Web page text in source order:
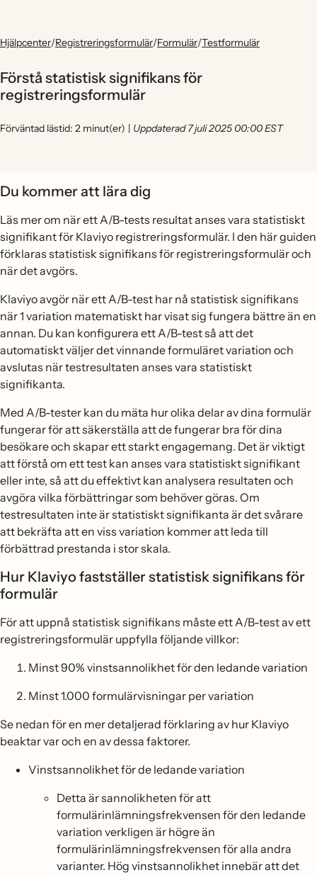
Hjälpcenter/Registreringsformulär/Formulär/Testformulär
Förstå statistisk signifikans för
registreringsformulär
Förväntad lästid: 2 minut(er) | Uppdaterad 7 juli 2025 00:00 EST
Du kommer att lära dig
Läs mer om när ett A/B-tests resultat anses vara statistiskt
signifikant för Klaviyo registreringsformulär. I den här guiden
förklaras statistisk signifikans för registreringsformulär och
när det avgörs.
Klaviyo avgör när ett A/B-test har nå statistisk signifikans
när 1 variation matematiskt har visat sig fungera bättre än en
annan. Du kan konfigurera ett A/B-test så att det
automatiskt väljer det vinnande formuläret variation och
avslutas när testresultaten anses vara statistiskt
signifikanta.
Med A/B-tester kan du mäta hur olika delar av dina formulär
fungerar för att säkerställa att de fungerar bra för dina
besökare och skapar ett starkt engagemang. Det är viktigt
att förstå om ett test kan anses vara statistiskt signifikant
eller inte, så att du effektivt kan analysera resultaten och
avgöra vilka förbättringar som behöver göras. Om
testresultaten inte är statistiskt signifikanta är det svårare
att bekräfta att en viss variation kommer att leda till
förbättrad prestanda i stor skala.
Hur Klaviyo fastställer statistisk signifikans för
formulär
För att uppnå statistisk signifikans måste ett A/B-test av ett
registreringsformulär uppfylla följande villkor:
Minst 90% vinstsannolikhet för den ledande variation
Minst 1.000 formulärvisningar per variation
Se nedan för en mer detaljerad förklaring av hur Klaviyo
beaktar var och en av dessa faktorer.
Vinstsannolikhet för de ledande variation
Detta är sannolikheten för att
formulärinlämningsfrekvensen för den ledande
variation verkligen är högre än
formulärinlämningsfrekvensen för alla andra
varianter. Hög vinstsannolikhet innebär att det